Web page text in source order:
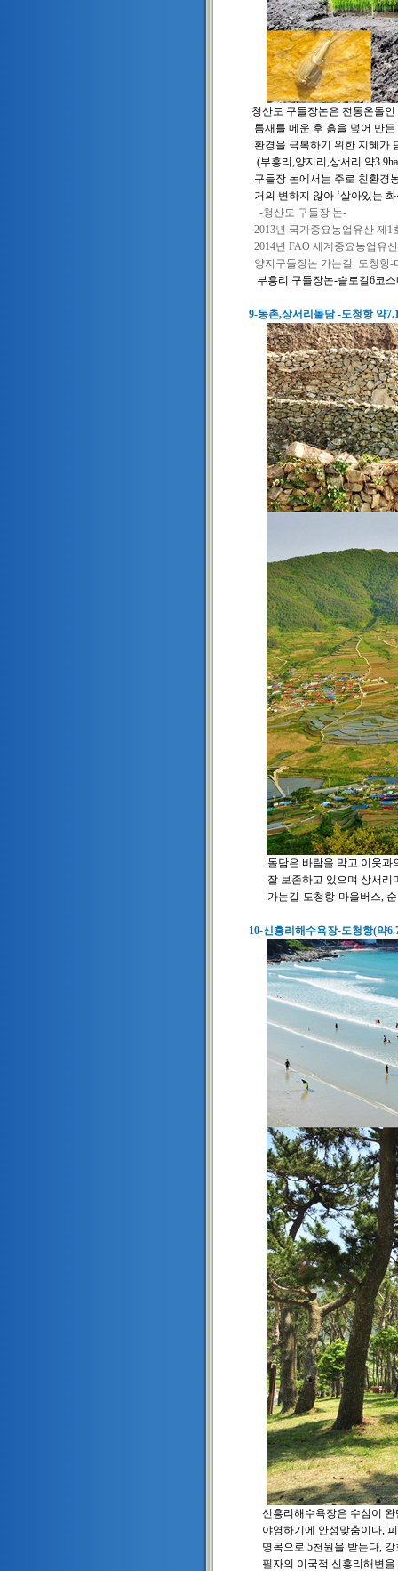
청산도 구들장논은 전통온돌
틈새를 메운 후 흙을 덮어 만
환경을 극복하기 위한 지혜가
(부흥리,양지리,상서리 약
구들장 논에서는 주로 친환경
거의 변하지 않아 ‘살아있는
-청산도 구들장 논-
2013년 국가중요농업유산 제1
2014년 FAO 세계중요농업유
양지구들장논 가는길: 도청항
부흥리 구들장논-슬로길6코
9-동촌,상서리돌담 -도청항 약
돌담은 바람을 막고 이웃과
잘 보존하고 있으며 상서리
가는길-도청항-마을버스, 순
10-신흥리해수욕장-도청항(약
신흥리해수욕장은 수심이
야영하기에 안성맞춤이다,
명목으로 5천원을 받는다, 강
필자의 이국적 신흥리해변을